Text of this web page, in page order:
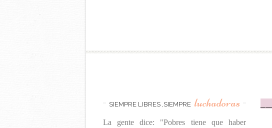
SIEMPRE LIBRES ,SIEMPRE luchadoras
La gente dice: "Pobres tiene que haber